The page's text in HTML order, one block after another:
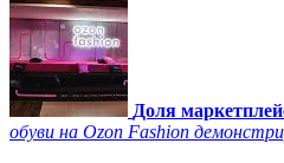
Доля
обуви на Ozon Fashion